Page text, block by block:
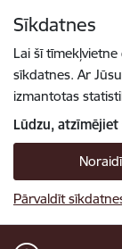
Sīkdatnes
Lai šī
sīkdatnes. Ar
izmantotas
Lūdzu, atzīmējiet
Pārvaldīt